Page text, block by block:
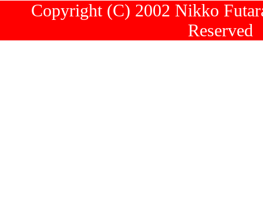
Copyright (C) 2002 Nikko
Reserved